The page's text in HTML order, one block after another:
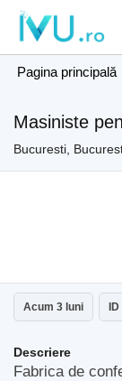
Pagina principală
Masiniste
Bucuresti,
Acum 3 luni
Descriere
Fabrica de